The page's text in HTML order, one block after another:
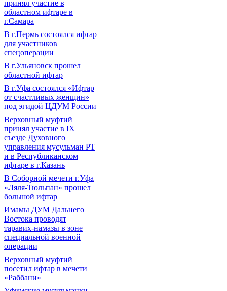
принял участие в
областном ифтаре в
г.Самара
В г.Пермь состоялся ифтар
для участников
спецоперации
В г.Ульяновск прошел
областной ифтар
В г.Уфа состоялся «Ифтар
от счастливых женщин»
под эгидой ЦДУМ России
Верховный муфтий
принял участие в IХ
съезде Духовного
управления мусульман РТ
и в Республиканском
ифтаре в г.Казань
В Соборной мечети г.Уфа
«Ляля-Тюльпан» прошел
большой ифтар
Имамы ДУМ Дальнего
Востока проводят
таравих-намазы в зоне
специальной военной
операции
Верховный муфтий
посетил ифтар в мечети
«Раббани»